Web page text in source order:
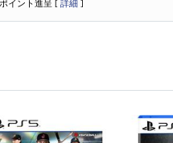
ポイント進呈 [ 詳細 ]